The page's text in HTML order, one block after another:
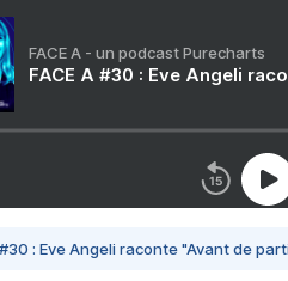
FACE A - un podcast Purecharts
FACE A #30 : Eve Angeli
#30 : Eve Angeli raconte "Avant de